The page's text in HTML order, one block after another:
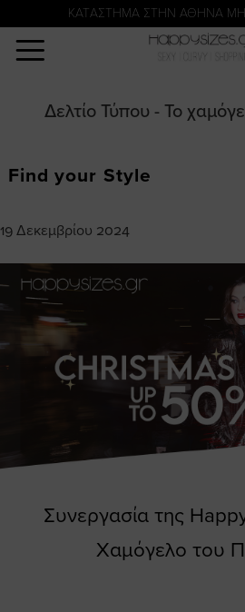
KATΑΣΤΗΜΑ ΣΤΗΝ ΑΘΗΝΑ
Δελτίο Τύπου - Το
Find your Style
19 Δεκεμβρίου 2024
Συνεργασία της
Χαμόγελο του
Αναζήτηση